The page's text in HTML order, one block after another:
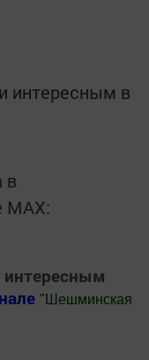
интересным в
в
MАХ:
" Шешминская